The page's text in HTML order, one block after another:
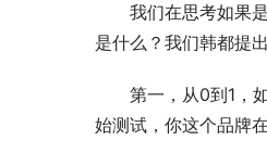
我们在思考如果
是什么？我们韩都提
第一，从0到1，
始测试，你这个品牌